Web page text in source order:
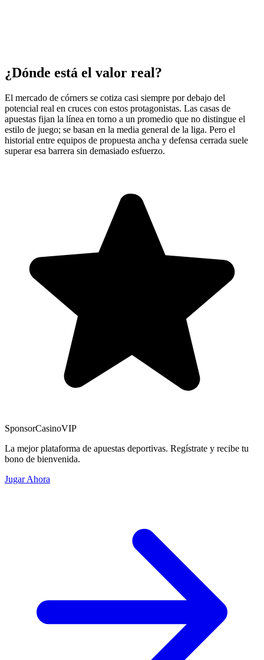
¿Dónde está el valor real?
El mercado de córners se cotiza casi siempre por debajo del
potencial real en cruces con estos protagonistas. Las casas de
apuestas fijan la línea en torno a un promedio que no distingue el
estilo de juego; se basan en la media general de la liga. Pero el
historial entre equipos de propuesta ancha y defensa cerrada suele
superar esa barrera sin demasiado esfuerzo.
SponsorCasinoVIP
La mejor plataforma de apuestas deportivas. Regístrate y recibe tu
bono de bienvenida.
Jugar Ahora